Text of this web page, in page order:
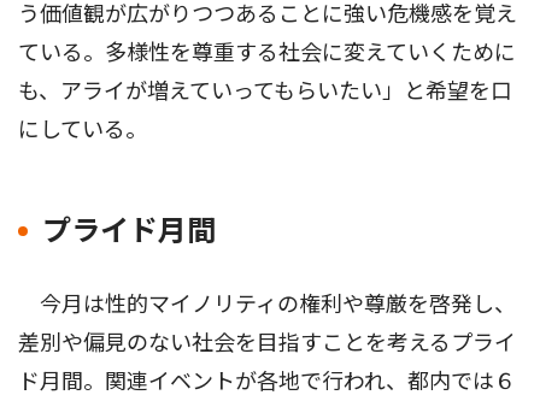
う価値観が広がりつつあることに強い危機感を覚え
ている。多様性を尊重する社会に変えていくために
も、アライが増えていってもらいたい」と希望を口
にしている。
プライド月間
今月は性的マイノリティの権利や尊厳を啓発し、
差別や偏見のない社会を目指すことを考えるプライ
ド月間。関連イベントが各地で行われ、都内では６